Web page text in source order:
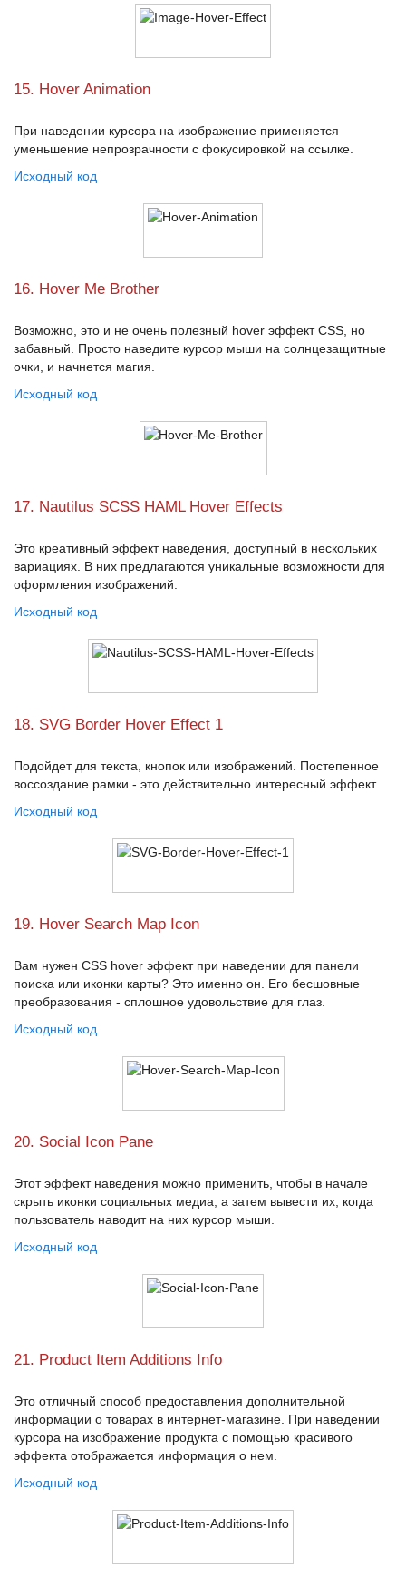
15. Hover Animation
При наведении курсора на изображение применяется
уменьшение непрозрачности с фокусировкой на ссылке.
Исходный код
16. Hover Me Brother
Возможно, это и не очень полезный hover эффект CSS , но
забавный. Просто наведите курсор мыши на солнцезащитные
очки, и начнется магия.
Исходный код
17. Nautilus SCSS HAML Hover Effects
Это креативный эффект наведения, доступный в нескольких
вариациях. В них предлагаются уникальные возможности для
оформления изображений.
Исходный код
18. SVG Border Hover Effect 1
Подойдет для текста, кнопок или изображений. Постепенное
воссоздание рамки - это действительно интересный эффект.
Исходный код
19. Hover Search Map Icon
Вам нужен CSS hover эффектпри наведении для панели
поиска или иконки карты? Это именно он. Его бесшовные
преобразования - сплошное удовольствие для глаз.
Исходный код
20. Social Icon Pane
Этот эффект наведения можно применить, чтобы в начале
скрыть иконки социальных медиа, а затем вывести их, когда
пользователь наводит на них курсор мыши.
Исходный код
21. Product Item Additions Info
Это отличный способ предоставления дополнительной
информации о товарах в интернет-магазине. При наведении
курсора на изображение продукта с помощью красивого
эффекта отображается информация о нем.
Исходный код